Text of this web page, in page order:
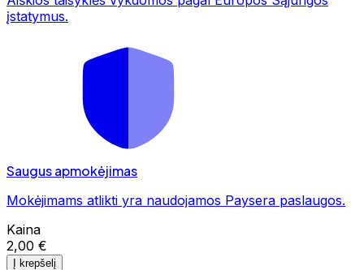
įstatymus.
Saugus apmokėjimas
Mokėjimams atlikti yra naudojamos Paysera paslaugos.
Kaina
2,00 €
Į krepšelį